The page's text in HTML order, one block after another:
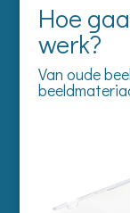
Hoe
werk?
Van oude